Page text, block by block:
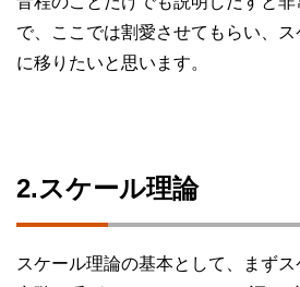
で、ここでは割愛させてもらい、
に移りたいと思います。
2.スケール理論
スケール理論の基本として、まず